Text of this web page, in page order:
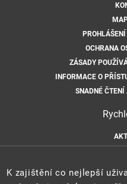
OCHRANA
ZÁSADY
INFORMACE O
SNADNÉ
K zajištění co nejlepší